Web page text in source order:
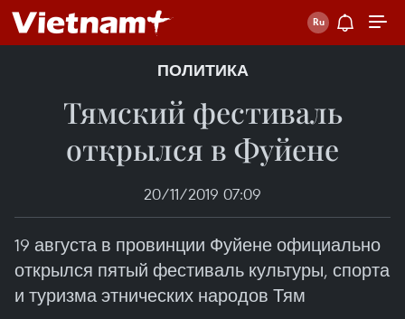
ПОЛИТИКА
Тямский фестиваль
открылся в Фуйене
20/11/2019 07:09
19 августа в провинции Фуйене официально
открылся пятый фестиваль культуры, спорта
и туризма этнических народов Тям